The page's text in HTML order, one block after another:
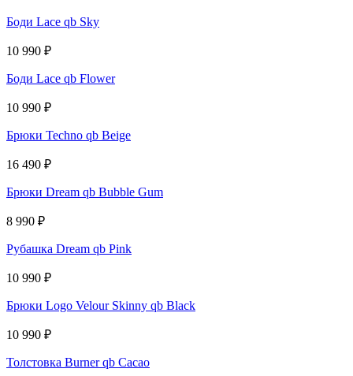
Боди Lace qb Sky
10 990 ₽
Боди Lace qb Flower
10 990 ₽
Брюки Techno qb Beige
16 490 ₽
Брюки Dream qb Bubble Gum
8 990 ₽
Рубашка Dream qb Pink
10 990 ₽
Брюки Logo Velour Skinny qb Black
10 990 ₽
Толстовка Burner qb Cacao